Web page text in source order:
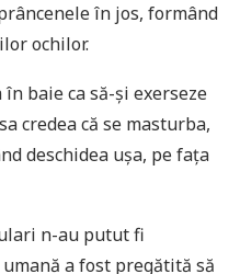
în jos, formând
ochilor.
baie ca să-și exerseze
credea că se masturba,
deschidea ușa, pe fața
n-au putut fi
a fost pregătită să